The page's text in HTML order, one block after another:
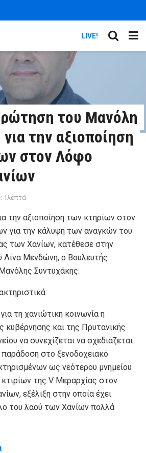
LIVE!
του Μανόλη
την αξιοποίηση
στον Λόφο
1λεπτά
την αξιοποίηση των κτηρίων στον
για την κάλυψη των αναγκών του
των Χανίων, κατέθεσε στην
Λίνα Μενδώνη, ο Βουλευτής
Συντυχάκης.
τη χανιώτικη κοινωνία η
κυβέρνησης και της Πρυτανικής
να συνεχίζεται να σχεδιάζεται
παράδοση στο ξενοδοχειακό
ως νεότερου μνημείου
της V Μεραρχίας στον
εξέλιξη στην οποία έχει
του λαού των Χανίων πολλά